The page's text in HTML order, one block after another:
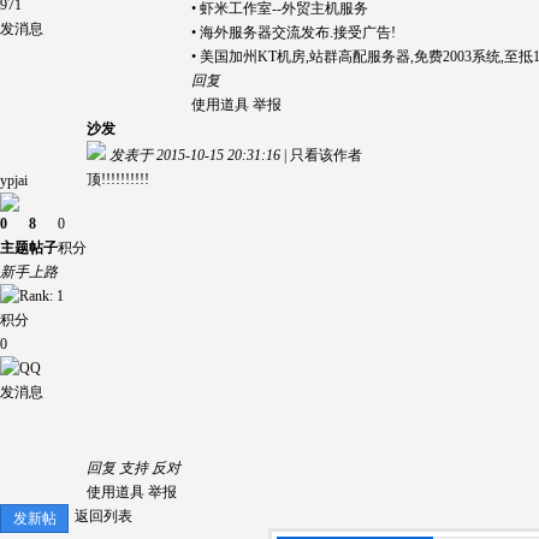
971
发消息
• 虾米工作室--外贸主机服务
• 海外服务器交流发布.接受广告!
• 美国加州KT机房,站群高配服务器,免费2003系统,至抵
回复
使用道具 举报
ypjai
0
主题
8
帖子
0
积分
新手上路
积分
0
发消息
沙发
发表于 2015-10-15 20:31:16
只看该作者
顶!!!!!!!!!!
回复 支持 反对
使用道具 举报
返回列表
发新帖